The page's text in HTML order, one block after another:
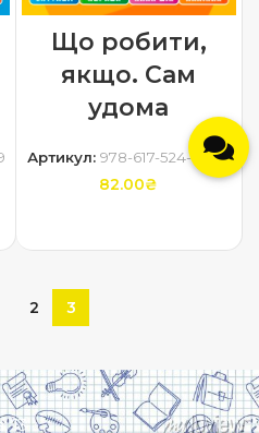
Що робити,
якщо. Сам
удома
Артикул: 978-617-524-047-2
82.00₴
2 3
13